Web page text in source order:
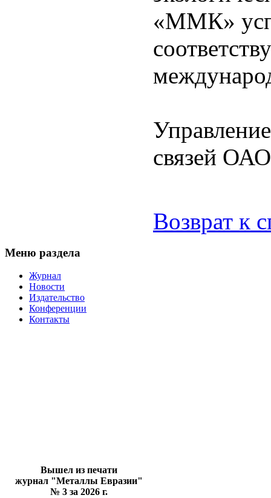
«ММК»
связей
Возврат к
Меню раздела
Журнал
Новости
Издательство
Конференции
Контакты
Вышел из печати
журнал "Металлы Евразии"
№ 3 за 2026 г.